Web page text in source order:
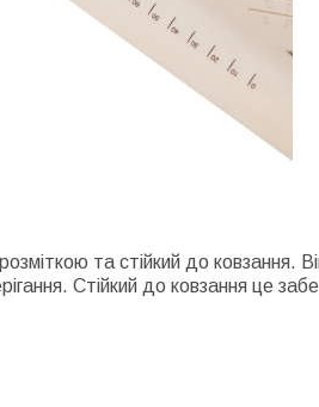
та стійкий до ковзання.
Стійкий до ковзання це